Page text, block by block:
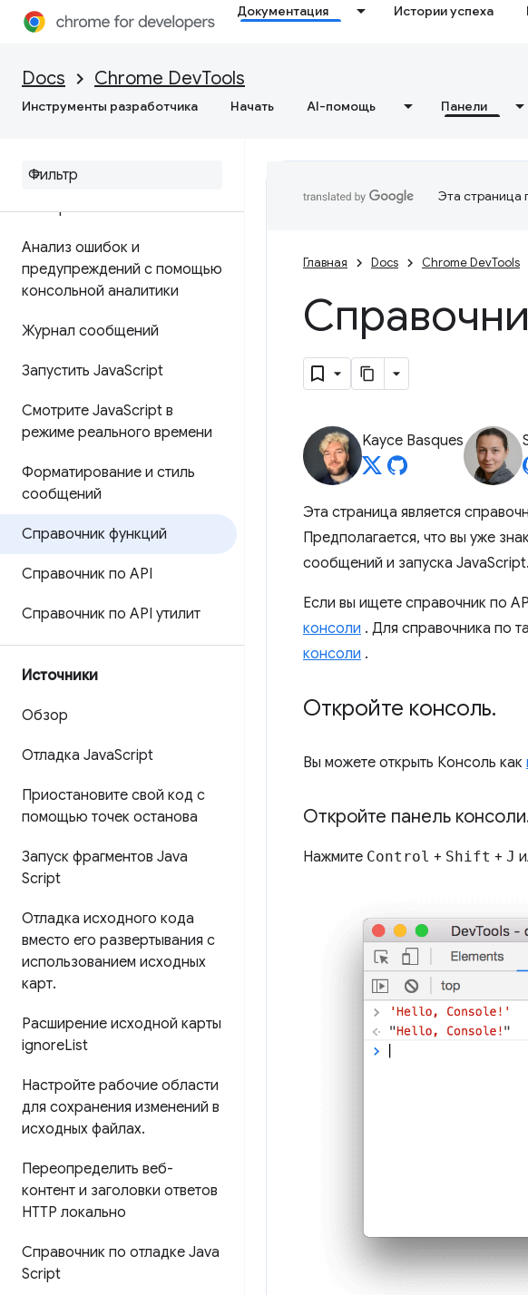
Документация Истории успеха
Docs Chrome DevTools
Инструменты разработчика Начать AI-помощь Панели
Обзор
ДОМ
CSS
Cloud Console
Обзор
Анализ ошибок и
предупреждений с помощью
консольной аналитики
Журнал сообщений
Запустить JavaScript
Смотрите JavaScript в
режиме реального времени
Форматирование и стиль
сообщений
Справочник функций
Справочник по API
Справочник по API утилит
Источники
Обзор
Отладка JavaScript
Приостановите свой код с
помощью точек останова
Запуск фрагментов Java
Script
Отладка исходного кода
вместо его развертывания с
использованием исходных
карт.
Расширение исходной карты
ignoreList
Настройте рабочие области
для сохранения изменений в
исходных файлах.
Переопределить веб-
контент и заголовки ответов
HTTP локально
Справочник по отладке Java
Script
Эта страница
Главная Docs Chrome DevTools
Kayce Basques
Эта страница является
Предполагается, что вы уже
сообщений и запуска
Если вы ищете справочник по
консоли . Для справочника по
консоли .
Откройте консоль.
Вы можете открыть Консоль как
Откройте панель консоли
Нажмите Control + Shift + J